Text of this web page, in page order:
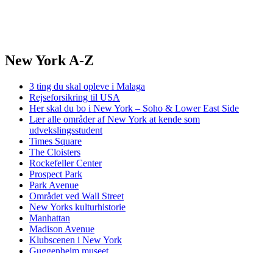
New York A-Z
3 ting du skal opleve i Malaga
Rejseforsikring til USA
Her skal du bo i New York – Soho & Lower East Side
Lær alle områder af New York at kende som
udvekslingsstudent
Times Square
The Cloisters
Rockefeller Center
Prospect Park
Park Avenue
Området ved Wall Street
New Yorks kulturhistorie
Manhattan
Madison Avenue
Klubscenen i New York
Guggenheim museet